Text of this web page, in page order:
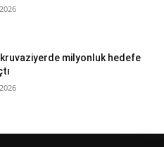
milyonluk hedefe